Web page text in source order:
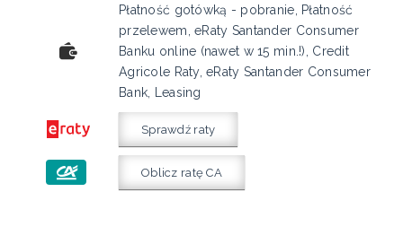
Płatność gotówką - pobranie, Płatność
przelewem, eRaty Santander Consumer
Banku online (nawet w 15 min.!), Credit
Agricole Raty, eRaty Santander Consumer
Bank, Leasing
Sprawdź raty
Oblicz ratę CA